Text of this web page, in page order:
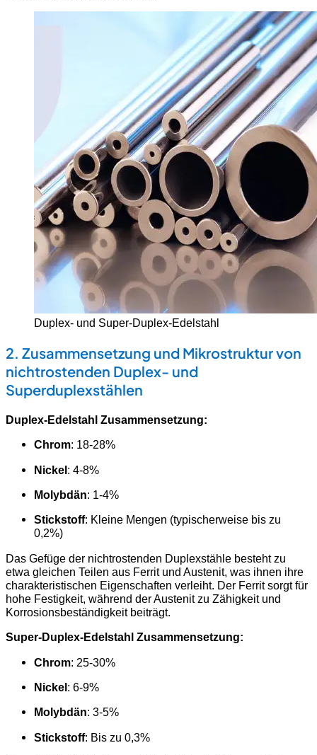
Duplex- und Super-Duplex-Edelstahl
2. Zusammensetzung und Mikrostruktur von
nichtrostenden Duplex- und
Superduplexstählen
Duplex-Edelstahl Zusammensetzung:
Chrom: 18-28%
Nickel: 4-8%
Molybdän: 1-4%
Stickstoff: Kleine Mengen (typischerweise bis zu
0,2%)
Das Gefüge der nichtrostenden Duplexstähle besteht zu
etwa gleichen Teilen aus Ferrit und Austenit, was ihnen ihre
charakteristischen Eigenschaften verleiht. Der Ferrit sorgt für
hohe Festigkeit, während der Austenit zu Zähigkeit und
Korrosionsbeständigkeit beiträgt.
Super-Duplex-Edelstahl Zusammensetzung:
Chrom: 25-30%
Nickel: 6-9%
Molybdän: 3-5%
Stickstoff: Bis zu 0,3%